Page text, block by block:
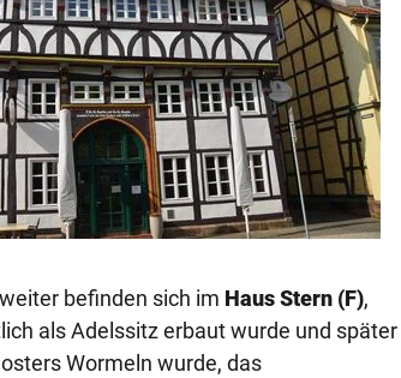
befinden sich im Haus Stern (F),
als Adelssitz erbaut wurde und später
Wormeln wurde, das